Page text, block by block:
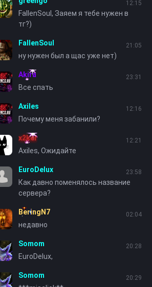
12:15
FallenSoul, Заяем я тебе нужен в
тг?)
FallenSoul 21:05
ну нужен был а щас уже нет)
Akira 23:31
Все спать
Axiles 12:16
Почему меня забанили?
x2ker 12:21
Axiles, Ожидайте
EuroDelux 23:58
Как давно поменялось название
сервера?
BeringN7 02:04
недавно
Somom 20:28
EuroDelux,
Somom 20:29